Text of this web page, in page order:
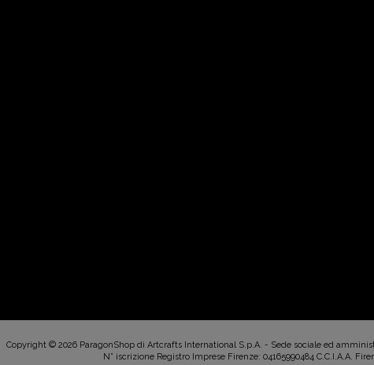
Copyright © 2026 ParagonShop di Artcrafts International S.p.A. - Sede sociale ed
N° iscrizione Registro Imprese Firenze: 04165990484 C.C.I.A.A.